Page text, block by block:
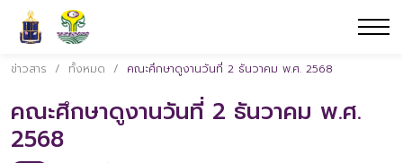
ข่าวสาร / ทั้งหมด / คณะศึกษาดูงานวันที่ 2 ธันวาคม พ.ศ. 2568
คณะศึกษาดูงานวันที่ 2 ธันวาคม พ.ศ.
2568